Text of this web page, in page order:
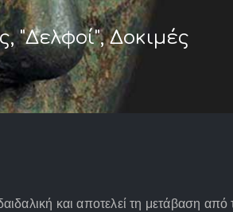
"Δελφοί", Δοκιμές
και αποτελεί τη μετάβαση